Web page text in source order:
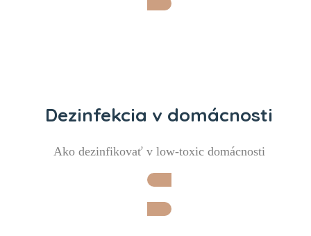
Dezinfekcia v domácnosti
Ako dezinfikovať v low-toxic domácnosti